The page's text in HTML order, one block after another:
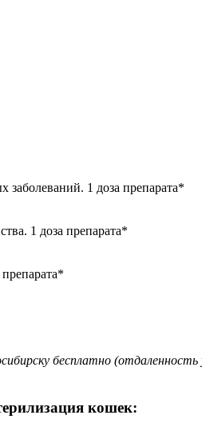
1 доза препарата*
1 доза препарата*
бесплатно
кошек: